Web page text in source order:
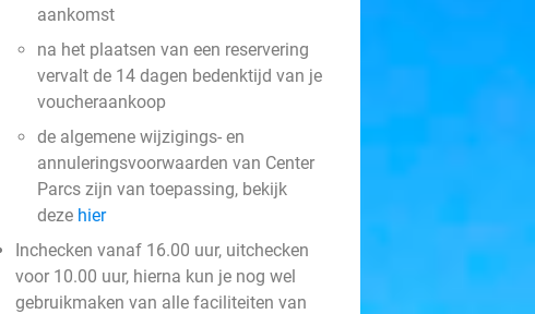
aankomst
na het plaatsen van een reservering
vervalt de 14 dagen bedenktijd van je
voucheraankoop
de algemene wijzigings- en
annuleringsvoorwaarden van Center
Parcs zijn van toepassing, bekijk
deze hier
Inchecken vanaf 16.00 uur, uitchecken
voor 10.00 uur, hierna kun je nog wel
gebruikmaken van alle faciliteiten van